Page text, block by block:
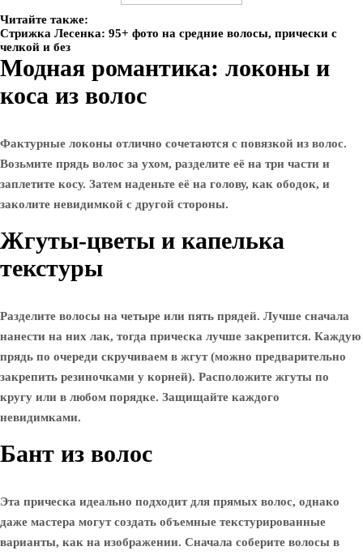
Читайте также:
Стрижка Лесенка: 95+ фото на средние волосы, прически с
челкой и без
Модная романтика: локоны и
коса из волос
Фактурные локоны отлично сочетаются с повязкой из волос.
Возьмите прядь волос за ухом, разделите её на три части и
заплетите косу. Затем наденьте её на голову, как ободок, и
заколите невидимкой с другой стороны.
Жгуты-цветы и капелька
текстуры
Разделите волосы на четыре или пять прядей. Лучше сначала
нанести на них лак, тогда прическа лучше закрепится. Каждую
прядь по очереди скручиваем в жгут (можно предварительно
закрепить резиночками у корней). Расположите жгуты по
кругу или в любом порядке. Защищайте каждого
невидимками.
Бант из волос
Эта прическа идеально подходит для прямых волос, однако
даже мастера могут создать объемные текстурированные
варианты, как на изображении. Сначала соберите волосы в